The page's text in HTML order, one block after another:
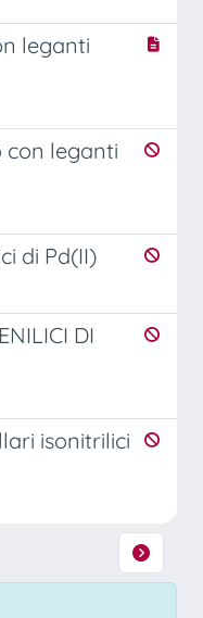
leganti
con leganti
di Pd(II)
DI
isonitrilici